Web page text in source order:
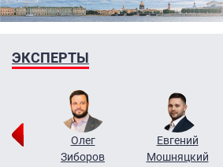
ЭКСПЕРТЫ
Олег
Зиборов
Евгений
Мошняцкий